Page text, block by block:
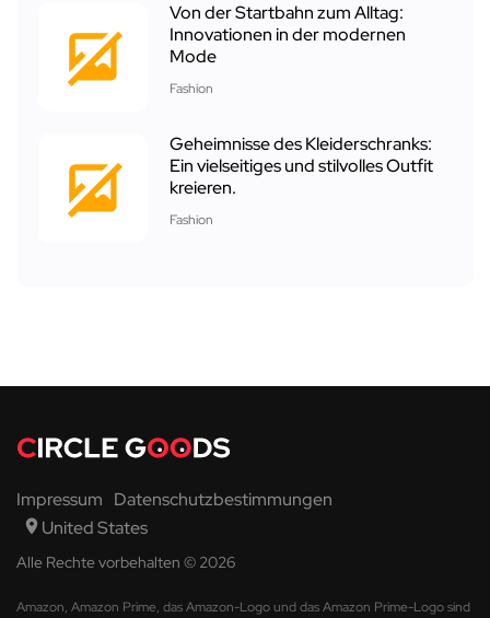
Von der Startbahn zum Alltag:
Innovationen in der modernen
Mode
Fashion
Geheimnisse des Kleiderschranks:
Ein vielseitiges und stilvolles Outfit
kreieren.
Fashion
Impressum Datenschutzbestimmungen
United States
Alle Rechte vorbehalten © 2026
Amazon, Amazon Prime, das Amazon-Logo und das Amazon Prime-Logo sind